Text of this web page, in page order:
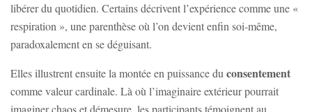
libérer du quotidien. Certains décrivent l’expérience comme une «
respiration », une parenthèse où l’on devient enfin soi-même,
paradoxalement en se déguisant.
Elles illustrent ensuite la montée en puissance du consentement
comme valeur cardinale. Là où l’imaginaire extérieur pourrait
imaginer chaos et démesure, les participants témoignent au